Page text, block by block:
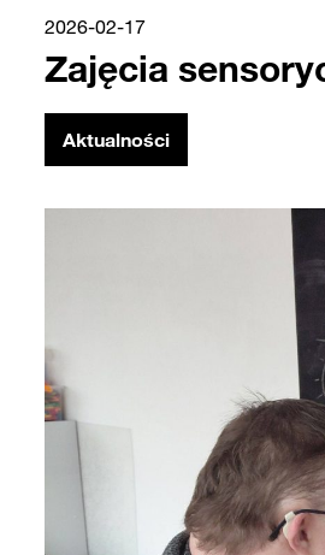
2026-02-17
Zajęcia
Aktualności